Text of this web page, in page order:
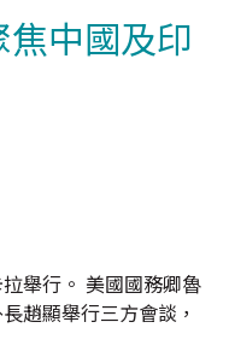
中國及印
舉行。 美國國務卿魯
趙顯舉行三方會談，